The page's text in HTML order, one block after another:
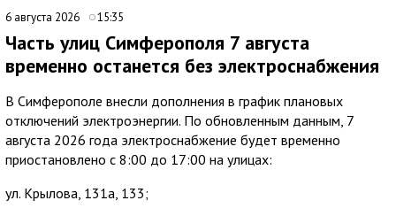
6 августа 2026 15:35
Часть улиц Симферополя 7 августа
временно останется без электроснабжения
В Симферополе внесли дополнения в график плановых
отключений электроэнергии. По обновленным данным, 7
августа 2026 года электроснабжение будет временно
приостановлено с 8:00 до 17:00 на улицах:
ул. Крылова, 131а, 133;